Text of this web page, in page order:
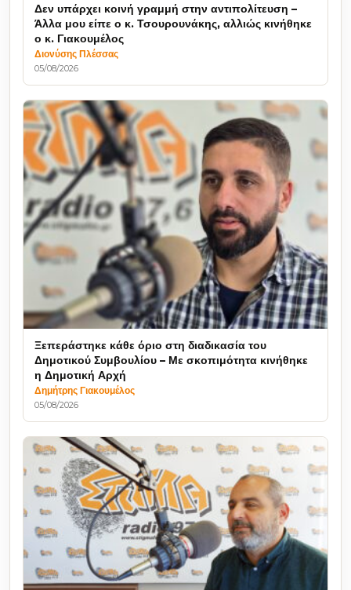
Δεν υπάρχει κοινή γραμμή στην αντιπολίτευση –
Άλλα μου είπε ο κ. Τσουρουνάκης, αλλιώς κινήθηκε
ο κ. Γιακουμέλος
Διονύσης Πλέσσας
05/08/2026
Ξεπεράστηκε κάθε όριο στη διαδικασία του
Δημοτικού Συμβουλίου – Με σκοπιμότητα κινήθηκε
η Δημοτική Αρχή
Δημήτρης Γιακουμέλος
05/08/2026